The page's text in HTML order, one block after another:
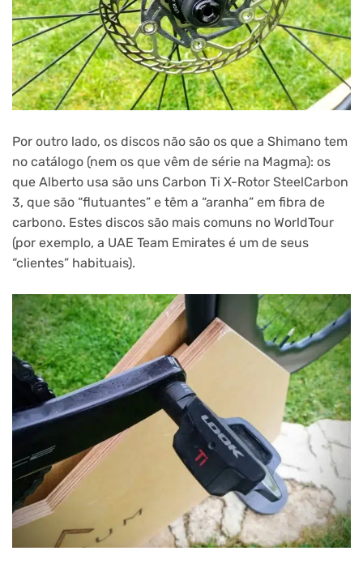
Por outro lado, os discos não são os que a Shimano tem
no catálogo (nem os que vêm de série na Magma): os
que Alberto usa são uns Carbon Ti X-Rotor SteelCarbon
3, que são “flutuantes” e têm a “aranha” em fibra de
carbono. Estes discos são mais comuns no WorldTour
(por exemplo, a UAE Team Emirates é um de seus
“clientes” habituais).